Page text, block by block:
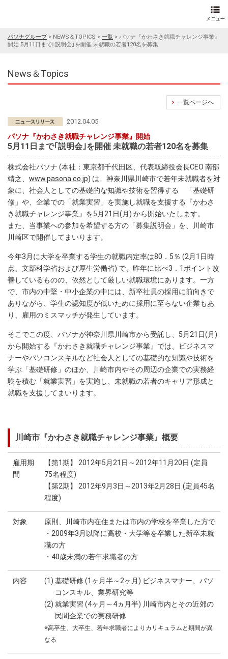
パソナグループ> NEWS＆TOPICS > 一覧 > パソナ『かわさき就職チャレンジ事業』
開始 5月11日まで｢説明会｣を開催 未就職の若者120名を募集
News＆Topics
一覧ページへ
2012.04.05
パソナ『かわさき就職チャレンジ事業』開始
5月11日まで｢説明会｣を開催 未就職の若者120名を募集
株式会社パソナ (本社：東京都千代田区、代表取締役会長CEO 南部
靖之、 www.pasona.co.jp) は、神奈川県川崎市で若年未就職者を対
象に、社会人としての基礎的な知識や技術を習得する 「基礎研
修」や、企業での「就業実習」を実施し就職を支援する『かわさ
き就職チャレンジ事業』を5月21日(月) から開始いたします。
また、当事業への参加を希望する方の「募集説明会」を、川崎市
川崎区で開催してまいります。
今年3月に大学を卒業する学生の就職内定率は80．5％ (2月1日時
点、文部科学省および厚生労働省) で、昨年に比べ3．1ポイント改
善しているものの、依然として厳しい就職環境にあります。一方
で、市内の中堅・中小企業の中には、新卒社員の採用に前向きで
ありながら、学生の認知度が低いために採用に至らない企業もあ
り、雇用のミスマッチが発生しています。
そこでこの度、パソナが神奈川県川崎市から受託し、5月21日(月)
から開始する『かわさき就職チャレンジ事業』では、ビジネスマ
ナーやパソコンスキルなど社会人としての基礎的な知識や技術を
学ぶ「基礎研修」のほか、川崎市内やその周辺の企業での実務経
験を積む「就業実習」を実施し、未就職の若者のキャリア形成と
就職を支援してまいります。
川崎市『かわさき就職チャレンジ事業』概要
雇用期
間
【第1期】 2012年5月21日～2012年11月20日 (定員
75名程度)
【第2期】 2012年9月3日～2013年2月28日 (定員45名
程度)
対象
原則、川崎市内在住または市内の学校を卒業した方で
・2009年3月以降に高校・大学等を卒業した新卒未就
職の方
・40歳未満の若年求職者の方
内容
(1) 基礎研修 (1ヶ月半～2ヶ月) ビジネスマナー、パソ
コンスキル、業界研究等
(2) 就業実習 (4ヶ月～4ヵ月半) 川崎市内とその近郊の
民間企業での実務研修
※高卒生、大卒生、若年求職者によりカリキュラムと期間が異
なる